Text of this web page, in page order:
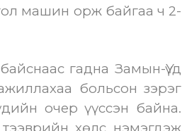
машин орж байгаа ч 2-
гадна Замын-Үүд
больсон зэрэг
очер үүссэн байна.